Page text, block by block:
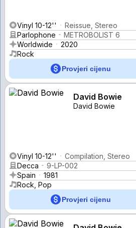
Vinyl 10-12''
Reissue, Stereo
Parlophone
METROBOLIST 6
Worldwide
2020
Rock
Provjeri cijenu
David Bowie
David Bowie
Vinyl 10-12''
Compilation, Stereo
Decca
9-LP-002
Spain
1981
Rock, Pop
Provjeri cijenu